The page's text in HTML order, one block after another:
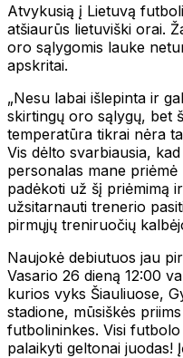
Atvykusią į Lietuvą
atšiaurūs lietuviški orai.
oro sąlygomis lauke
apskritai.
„Nesu labai išlepinta ir
skirtingų oro sąlygų, bet
temperatūra tikrai nėra
Vis dėlto svarbiausia,
personalas mane
padėkoti už šį priėmimą
užsitarnauti trenerio
pirmųjų treniruočių
Naujokė debiutuos jau
Vasario 26 dieną 12:00
kurios vyks Šiauliuose,
stadione, mūsiškės
futbolininkes. Visi
palaikyti geltonai juodas!